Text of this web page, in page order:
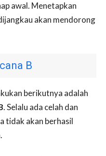
awal. Menetapkan
akan mendorong
B
berikutnya adalah
. Selalu ada celah dan
tidak akan berhasil